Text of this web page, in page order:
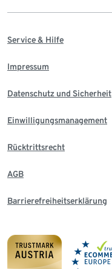
Service & Hilfe
Impressum
Datenschutz und Sicherheit
Einwilligungsmanagement
Rücktrittsrecht
AGB
Barrierefreiheitserklärung